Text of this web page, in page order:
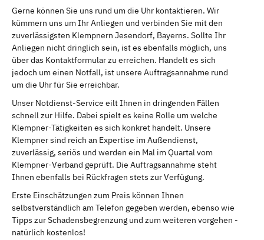
Gerne können Sie uns rund um die Uhr kontaktieren. Wir
kümmern uns um Ihr Anliegen und verbinden Sie mit den
zuverlässigsten Klempnern Jesendorf, Bayerns. Sollte Ihr
Anliegen nicht dringlich sein, ist es ebenfalls möglich, uns
über das Kontaktformular zu erreichen. Handelt es sich
jedoch um einen Notfall, ist unsere Auftragsannahme rund
um die Uhr für Sie erreichbar.
Unser Notdienst-Service eilt Ihnen in dringenden Fällen
schnell zur Hilfe. Dabei spielt es keine Rolle um welche
Klempner-Tätigkeiten es sich konkret handelt. Unsere
Klempner sind reich an Expertise im Außendienst,
zuverlässig, seriös und werden ein Mal im Quartal vom
Klempner-Verband geprüft. Die Auftragsannahme steht
Ihnen ebenfalls bei Rückfragen stets zur Verfügung.
Erste Einschätzungen zum Preis können Ihnen
selbstverständlich am Telefon gegeben werden, ebenso wie
Tipps zur Schadensbegrenzung und zum weiteren vorgehen -
natürlich kostenlos!